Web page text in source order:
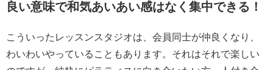
良い意味で和気あいあい感はなく集中できる！
こういったレッスンスタジオは、会員同士が仲良くなり、
わいわいやっていることもあります。それはそれで楽しい